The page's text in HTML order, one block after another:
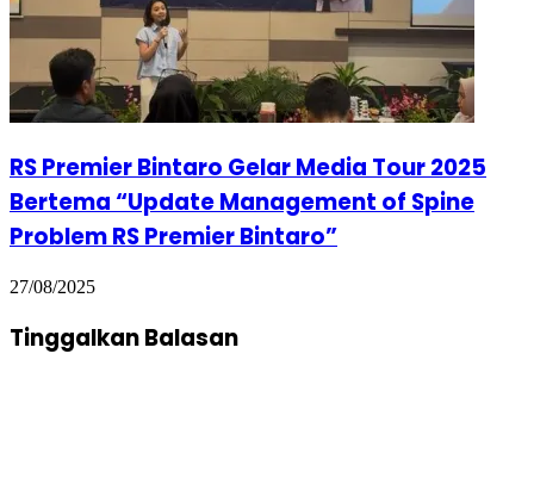
RS Premier Bintaro Gelar Media Tour 2025
Bertema “Update Management of Spine
Problem RS Premier Bintaro”
27/08/2025
Tinggalkan Balasan